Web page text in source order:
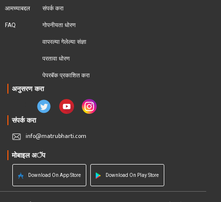
आमच्याबद्दल
FAQ
संपर्क करा
गोपनीयता धोरण
वापरल्या गेलेल्या संज्ञा
परतावा धोरण
पेपरबॅक प्रकाशित करा
अनुसरण करा
संपर्क करा
info@matrubharti.com
मोबाइल अॅप
Download On App Store Download On Play Store